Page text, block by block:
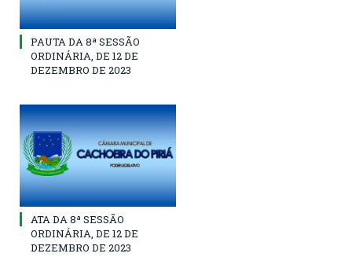
PAUTA DA 8ª SESSÃO
ORDINÁRIA, DE 12 DE
DEZEMBRO DE 2023
ATA DA 8ª SESSÃO
ORDINÁRIA, DE 12 DE
DEZEMBRO DE 2023